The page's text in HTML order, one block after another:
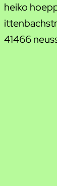
heiko
41466